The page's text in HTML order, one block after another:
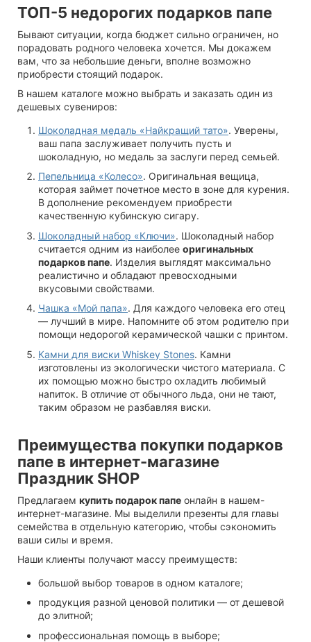
ТОП-5 недорогих подарков папе
Бывают ситуации, когда бюджет сильно ограничен, но
порадовать родного человека хочется. Мы докажем
вам, что за небольшие деньги, вполне возможно
приобрести стоящий подарок.
В нашем каталоге можно выбрать и заказать один из
дешевых сувениров:
Шоколадная медаль «Найкращий тато». Уверены,
ваш папа заслуживает получить пусть и
шоколадную, но медаль за заслуги перед семьей.
Пепельница «Колесо». Оригинальная вещица,
которая займет почетное место в зоне для курения.
В дополнение рекомендуем приобрести
качественную кубинскую сигару.
Шоколадный набор «Ключи». Шоколадный набор
считается одним из наиболее оригинальных
подарков папе. Изделия выглядят максимально
реалистично и обладают превосходными
вкусовыми свойствами.
Чашка «Мой папа». Для каждого человека его отец
— лучший в мире. Напомните об этом родителю при
помощи недорогой керамической чашки с принтом.
Камни для виски Whiskey Stones. Камни
изготовлены из экологически чистого материала. С
их помощью можно быстро охладить любимый
напиток. В отличие от обычного льда, они не тают,
таким образом не разбавляя виски.
Преимущества покупки подарков
папе в интернет-магазине
Праздник SHOP
Предлагаем купить подарок папе онлайн в нашем-
интернет-магазине. Мы выделили презенты для главы
семейства в отдельную категорию, чтобы сэкономить
ваши силы и время.
Наши клиенты получают массу преимуществ:
большой выбор товаров в одном каталоге;
продукция разной ценовой политики — от дешевой
до элитной;
профессиональная помощь в выборе;